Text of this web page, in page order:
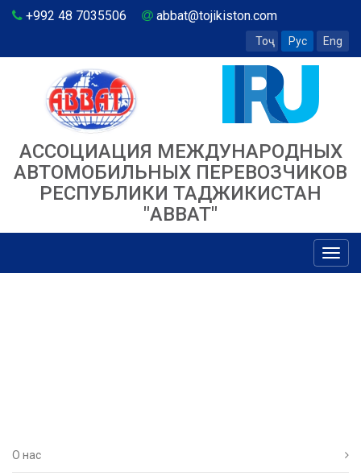
+992 48 7035506 abbat@tojikiston.com
Тоҷ Рус Eng
АССОЦИАЦИЯ МЕЖДУНАРОДНЫХ
АВТОМОБИЛЬНЫХ ПЕРЕВОЗЧИКОВ
РЕСПУБЛИКИ ТАДЖИКИСТАН
"ABBAT"
О нас